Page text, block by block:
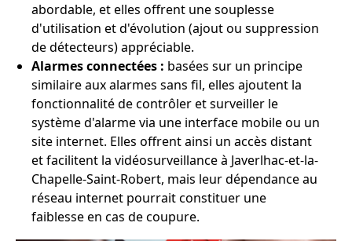
abordable, et elles offrent une souplesse
d'utilisation et d'évolution (ajout ou suppression
de détecteurs) appréciable.
Alarmes connectées : basées sur un principe
similaire aux alarmes sans fil, elles ajoutent la
fonctionnalité de contrôler et surveiller le
système d'alarme via une interface mobile ou un
site internet. Elles offrent ainsi un accès distant
et facilitent la vidéosurveillance à Javerlhac-et-la-
Chapelle-Saint-Robert, mais leur dépendance au
réseau internet pourrait constituer une
faiblesse en cas de coupure.